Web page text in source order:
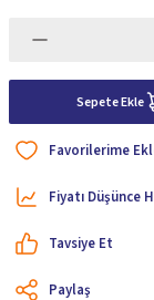
Sepete Ekle
Fiyatı Düşünce
Tavsiye Et
Paylaş